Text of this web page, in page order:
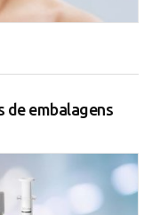
de embalagens